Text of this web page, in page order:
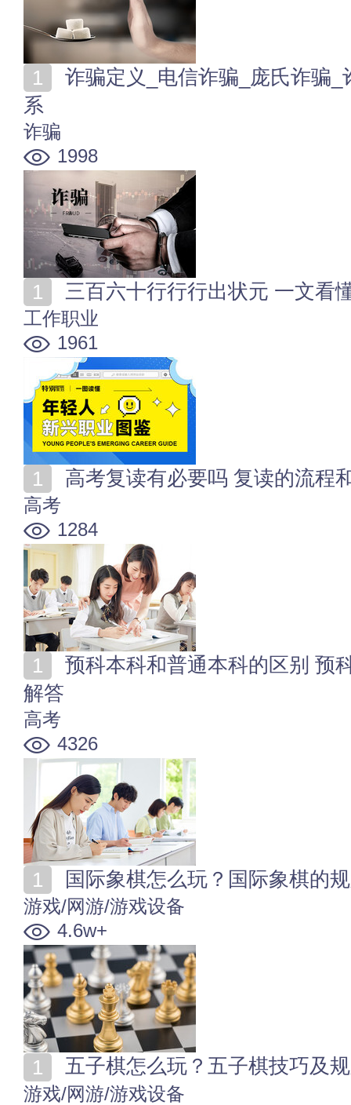
系
诈骗
1998
三百六十行行行出状元 一文看
工作职业
1961
高考复读有必要吗 复读的流程
高考
1284
解答
高考
4326
国际象棋怎么玩？国际象棋的
游戏/网游/游戏设备
4.6w+
五子棋怎么玩？五子棋技巧及
游戏/网游/游戏设备